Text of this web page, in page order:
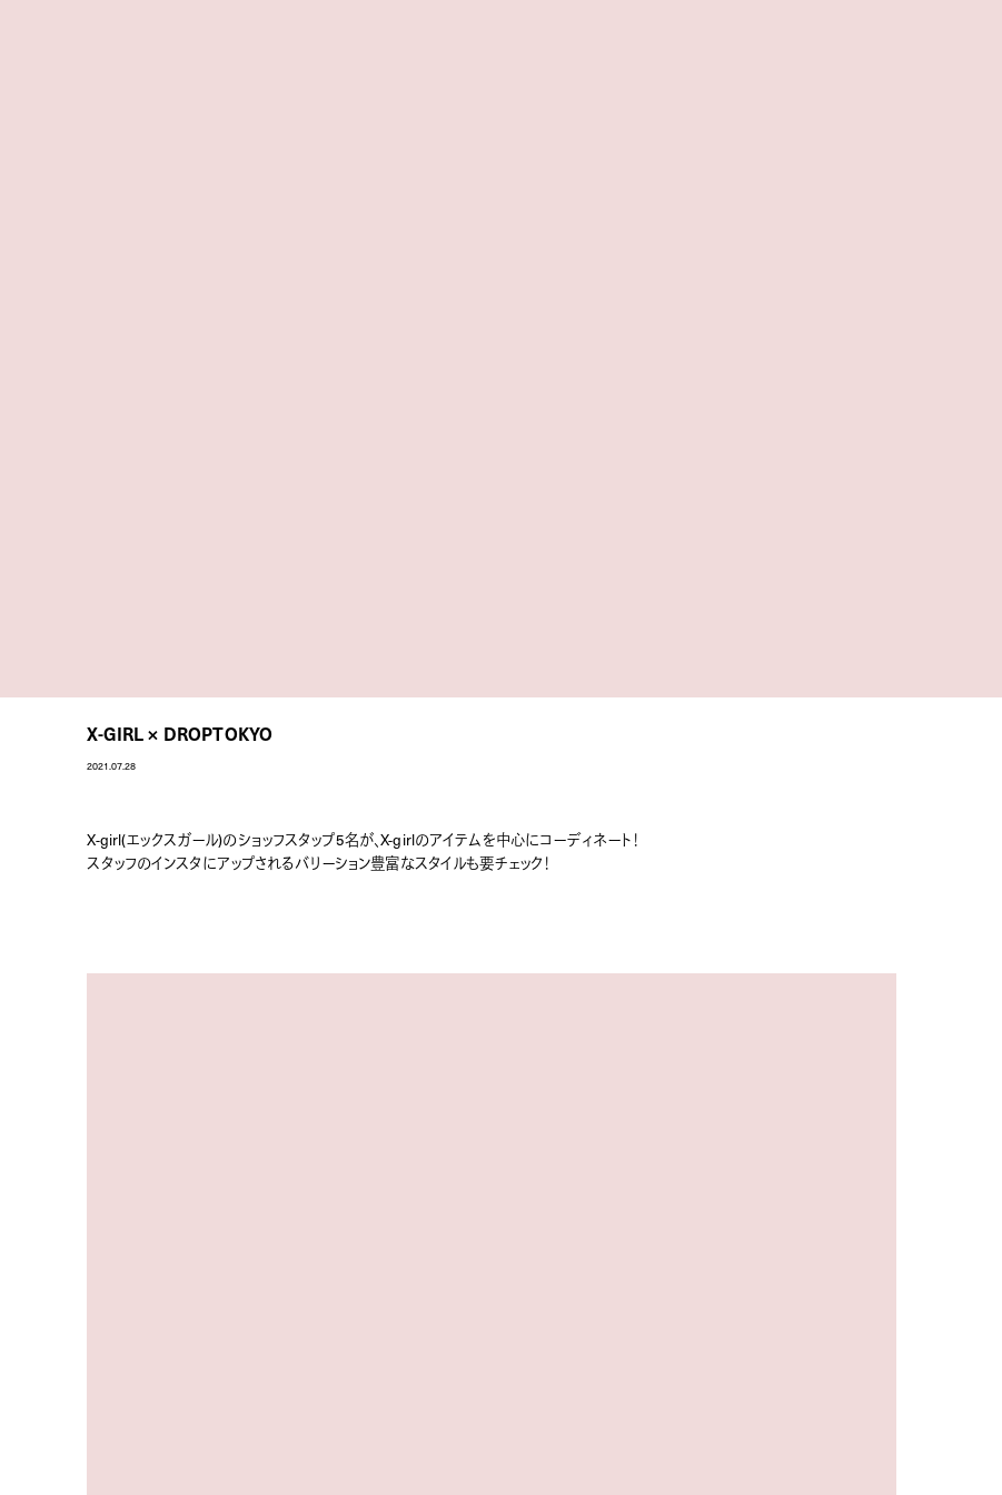
X-GIRL × DROPTOKYO
2021.07.28
X-girl(エックスガール)のショッフスタップ5名が、X-girlのアイテムを中心にコーディネート！
スタッフのインスタにアップされるバリーション豊富なスタイルも要チェック！